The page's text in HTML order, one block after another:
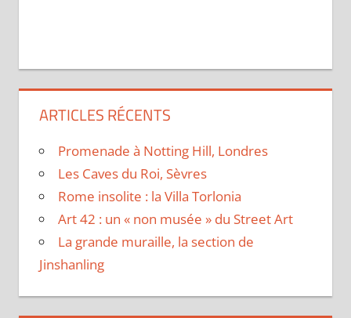
ARTICLES RÉCENTS
Promenade à Notting Hill, Londres
Les Caves du Roi, Sèvres
Rome insolite : la Villa Torlonia
Art 42 : un « non musée » du Street Art
La grande muraille, la section de
Jinshanling